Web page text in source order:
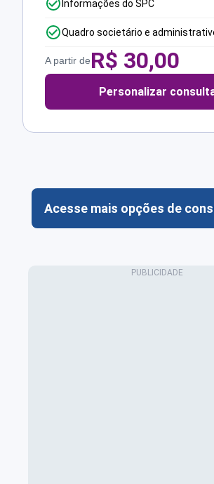
Informações do SPC
Quadro societário e
A partir deR$ 30,00
Personalizar
Acesse mais opções de